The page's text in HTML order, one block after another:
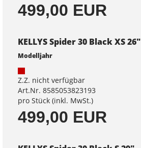
499,00 EUR
KELLYS Spider 30 Black XS 26"
Modelljahr
Z.Z. nicht verfügbar
Art.Nr. 8585053823193
pro Stück (inkl. MwSt.)
499,00 EUR